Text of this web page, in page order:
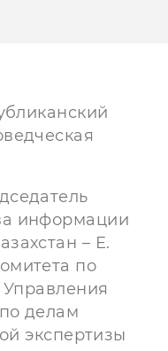
информации
– Е.
по
делам
экспертизы